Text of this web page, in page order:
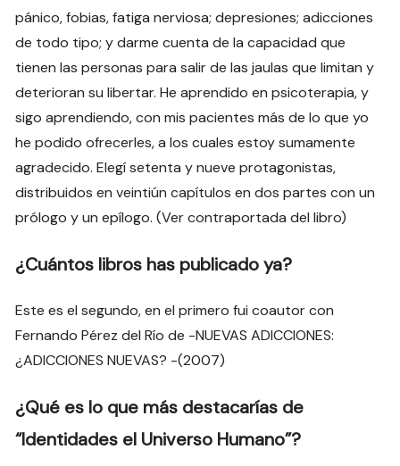
pánico, fobias, fatiga nerviosa; depresiones; adicciones
de todo tipo; y darme cuenta de la capacidad que
tienen las personas para salir de las jaulas que limitan y
deterioran su libertar. He aprendido en psicoterapia, y
sigo aprendiendo, con mis pacientes más de lo que yo
he podido ofrecerles, a los cuales estoy sumamente
agradecido. Elegí setenta y nueve protagonistas,
distribuidos en veintiún capítulos en dos partes con un
prólogo y un epílogo. (Ver contraportada del libro)
¿Cuántos libros has publicado ya?
Este es el segundo, en el primero fui coautor con
Fernando Pérez del Río de -NUEVAS ADICCIONES:
¿ADICCIONES NUEVAS? -(2007)
¿Qué es lo que más destacarías de
“Identidades el Universo Humano”?